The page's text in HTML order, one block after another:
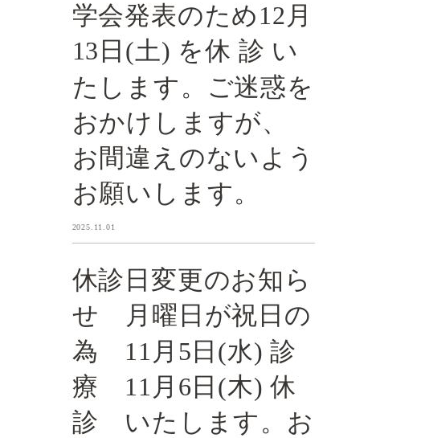
学会発表のため12月
13日(土) を休 診 い
たします。ご迷惑を
おかけしますが、
お間違えのないよう
お願いします。
2025.11.01
休診日変更のお知ら
せ 月曜日が祝日の
為 11月5日(水) 診
療 11月6日(木) 休
診 いたします。お